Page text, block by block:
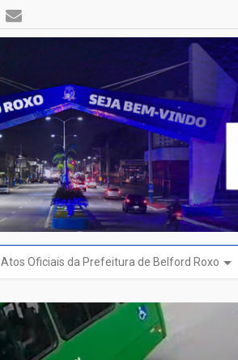
Atos Oficiais da Prefeitura de Belford Roxo